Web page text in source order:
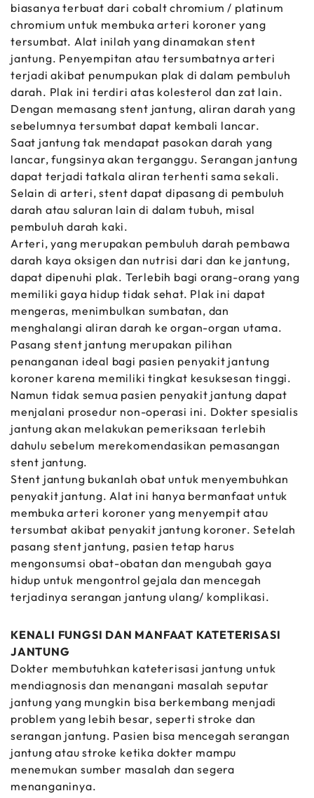
biasanya terbuat dari cobalt chromium / platinum
chromium untuk membuka arteri koroner yang
tersumbat. Alat inilah yang dinamakan stent
jantung. Penyempitan atau tersumbatnya arteri
terjadi akibat penumpukan plak di dalam pembuluh
darah. Plak ini terdiri atas kolesterol dan zat lain.
Dengan memasang stent jantung, aliran darah yang
sebelumnya tersumbat dapat kembali lancar.
Saat jantung tak mendapat pasokan darah yang
lancar, fungsinya akan terganggu. Serangan jantung
dapat terjadi tatkala aliran terhenti sama sekali.
Selain di arteri, stent dapat dipasang di pembuluh
darah atau saluran lain di dalam tubuh, misal
pembuluh darah kaki.
Arteri, yang merupakan pembuluh darah pembawa
darah kaya oksigen dan nutrisi dari dan ke jantung,
dapat dipenuhi plak. Terlebih bagi orang-orang yang
memiliki gaya hidup tidak sehat. Plak ini dapat
mengeras, menimbulkan sumbatan, dan
menghalangi aliran darah ke organ-organ utama.
Pasang stent jantung merupakan pilihan
penanganan ideal bagi pasien penyakit jantung
koroner karena memiliki tingkat kesuksesan tinggi.
Namun tidak semua pasien penyakit jantung dapat
menjalani prosedur non-operasi ini. Dokter spesialis
jantung akan melakukan pemeriksaan terlebih
dahulu sebelum merekomendasikan pemasangan
stent jantung.
Stent jantung bukanlah obat untuk menyembuhkan
penyakit jantung. Alat ini hanya bermanfaat untuk
membuka arteri koroner yang menyempit atau
tersumbat akibat penyakit jantung koroner. Setelah
pasang stent jantung, pasien tetap harus
mengonsumsi obat-obatan dan mengubah gaya
hidup untuk mengontrol gejala dan mencegah
terjadinya serangan jantung ulang/ komplikasi.
KENALI FUNGSI DAN MANFAAT KATETERISASI
JANTUNG
Dokter membutuhkan kateterisasi jantung untuk
mendiagnosis dan menangani masalah seputar
jantung yang mungkin bisa berkembang menjadi
problem yang lebih besar, seperti stroke dan
serangan jantung. Pasien bisa mencegah serangan
jantung atau stroke ketika dokter mampu
menemukan sumber masalah dan segera
menanganinya.